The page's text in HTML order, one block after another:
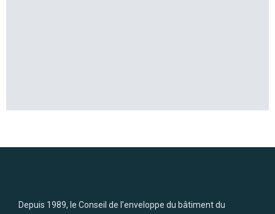
Depuis 1989, le Conseil de l’enveloppe du bâtiment du